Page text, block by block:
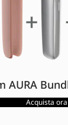
AURA
Acquista ora